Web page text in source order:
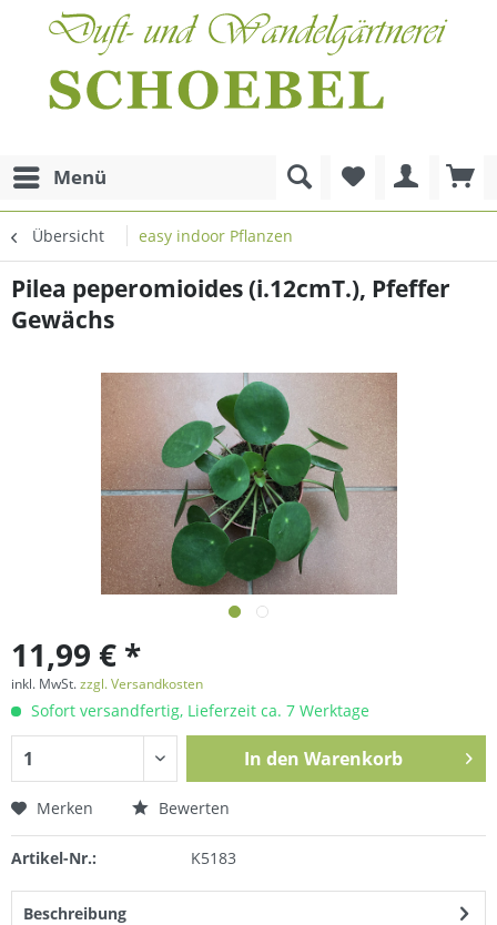
Menü
Übersicht easy indoor Pflanzen
Pilea peperomioides (i.12cmT.), Pfeffer
Gewächs
11,99 € *
inkl. MwSt.zzgl. Versandkosten
Sofort versandfertig, Lieferzeit ca. 7 Werktage
In den Warenkorb
Merken Bewerten
Artikel-Nr.: K5183
Beschreibung